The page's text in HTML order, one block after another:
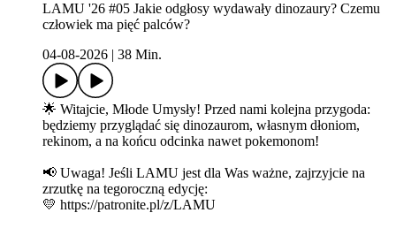
LAMU '26 #05 Jakie odgłosy wydawały dinozaury? Czemu
człowiek ma pięć palców?
04-08-2026
38 Min.
🌟 Witajcie, Młode Umysły! Przed nami kolejna przygoda:
będziemy przyglądać się dinozaurom, własnym dłoniom,
rekinom, a na końcu odcinka nawet pokemonom!
📢 Uwaga! Jeśli LAMU jest dla Was ważne, zajrzyjcie na
zrzutkę na tegoroczną edycję:
💛 https://patronite.pl/z/LAMU